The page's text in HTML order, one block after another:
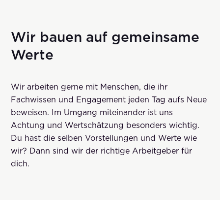
Wir bauen auf gemeinsame
Werte
Wir arbeiten gerne mit Menschen, die ihr
Fachwissen und Engagement jeden Tag aufs Neue
beweisen. Im Umgang miteinander ist uns
Achtung und Wertschätzung besonders wichtig.
Du hast die selben Vorstellungen und Werte wie
wir? Dann sind wir der richtige Arbeitgeber für
dich.